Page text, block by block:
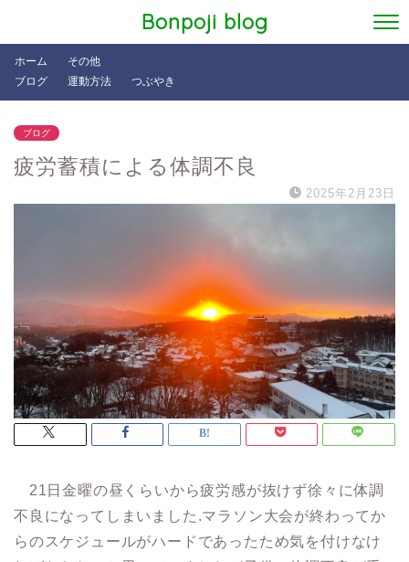
Bonpoji blog
ホーム
ブログ
その他
運動方法
つぶやき
ブログ
疲労蓄積による体調不良
2025年2月23日
21日金曜の昼くらいから疲労感が抜けず徐々に体調
不良になってしまいました.マラソン大会が終わってか
らのスケジュールがハードであったため気を付けなけ